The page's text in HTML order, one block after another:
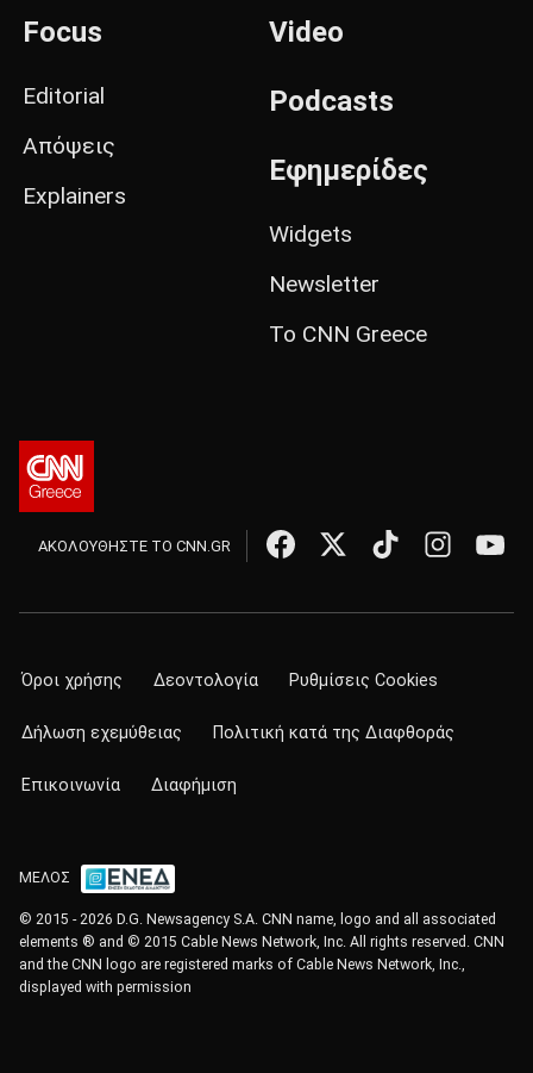
Focus
Editorial
Απόψεις
Explainers
Video
Podcasts
Εφημερίδες
Widgets
Newsletter
Το CNN Greece
ΑΚΟΛΟΥΘΗΣΤΕ ΤΟ CNN.GR
Όροι χρήσης Δεοντολογία Ρυθμίσεις Cookies
Δήλωση εχεμύθειας Πολιτική κατά της Διαφθοράς
Επικοινωνία Διαφήμιση
ΜΕΛΟΣ
© 2015 - 2026 D.G. Newsagency S.A. CNN name, logo and all associated
elements ® and © 2015 Cable News Network, Inc. All rights reserved. CNN
and the CNN logo are registered marks of Cable News Network, Inc.,
displayed with permission